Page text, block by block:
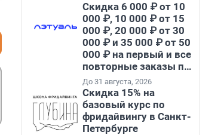
Скидка 6 000 ₽ от 10
000 ₽, 10 000 ₽ от 15
000 ₽, 20 000 ₽ от 30
000 ₽ и 35 000 ₽ от 50
000 ₽ на первый и все
повторные заказы по
промокоду НАБЕРИ
До 31 августа, 2026
Скидка 15% на
базовый курс по
фридайвингу в Санкт-
Петербурге